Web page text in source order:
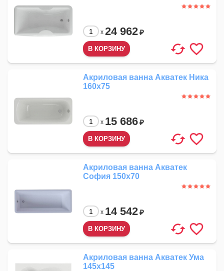
x 24 962₽
Акриловая ванна Акватек Ника
160x75
x 15 686₽
Акриловая ванна Акватек
София 150x70
x 14 542₽
Акриловая ванна Акватек Ума
145x145